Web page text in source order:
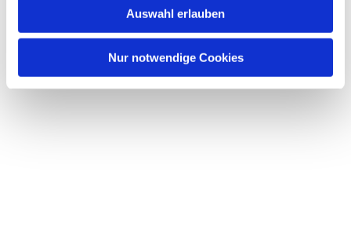
Auswahl erlauben
Nur notwendige Cookies
Dies könnte Sie auch
interessieren